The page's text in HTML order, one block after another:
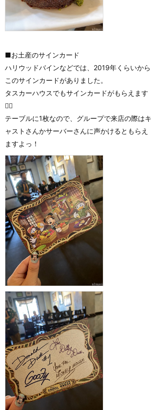
■お土産のサインカード
ハリウッドバインなどでは、2019年くらいから
このサインカードがありました。
タスカーハウスでもサインカードがもらえます
🙆‍♀️
テーブルに1枚なので、グループで来店の際はキ
ャストさんかサーバーさんに声かけるともらえ
ますよっ！